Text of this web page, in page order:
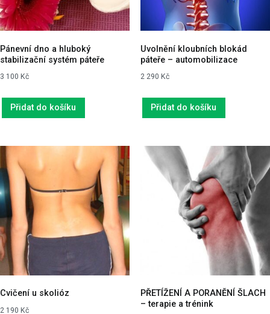
Pánevní dno a hluboký
stabilizační systém páteře
3 100 Kč
Přidat do košíku
Uvolnění kloubních blokád
páteře – automobilizace
2 290 Kč
Přidat do košíku
Cvičení u skolióz
2 190 Kč
PŘETÍŽENÍ A PORANĚNÍ ŠLACH
– terapie a trénink